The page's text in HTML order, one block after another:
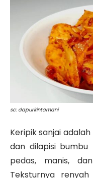
sc: dapurkintamani
Keripik sanjai
dan dilapisi bumbu
pedas, manis,
Teksturnya